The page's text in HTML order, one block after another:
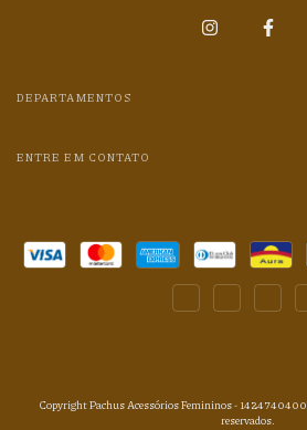
DEPARTAMENTOS
ENTRE EM CONTATO
Copyright Pachus Acessórios Femininos -
reservados.